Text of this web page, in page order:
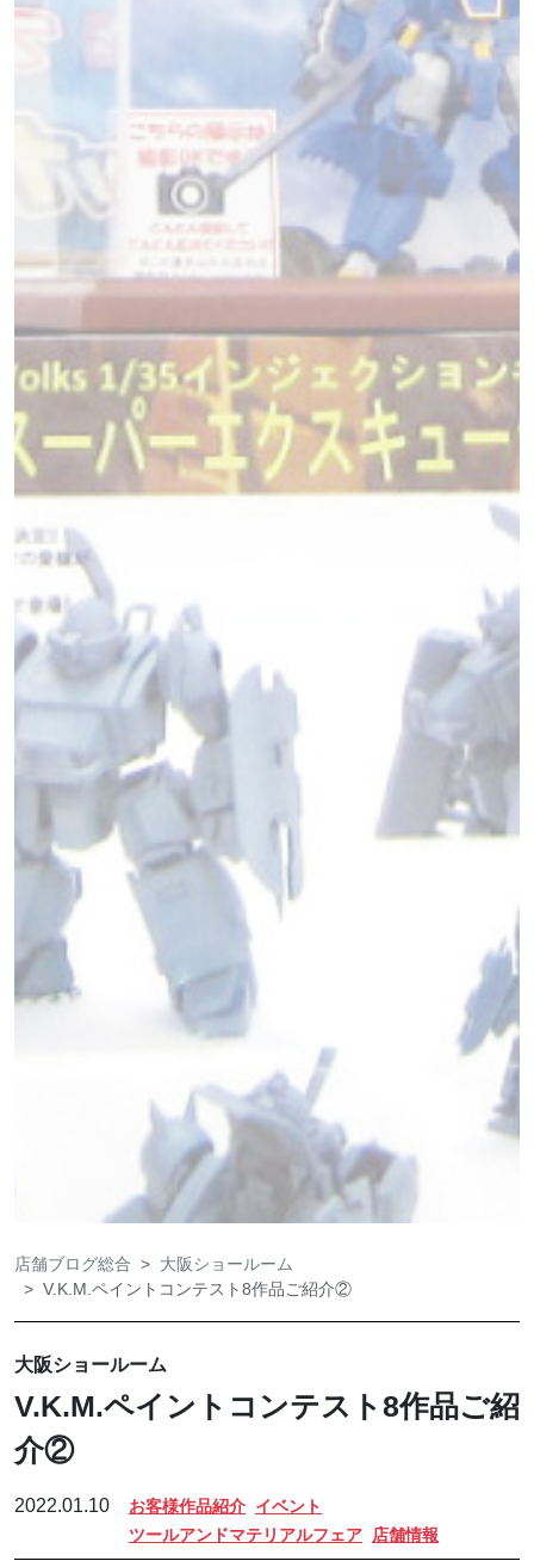
店舗ブログ総合
大阪ショールーム
V.K.M.ペイントコンテスト8作品ご紹介②
大阪ショールーム
V.K.M.ペイントコンテスト8作品ご紹
介②
2022.01.10 お客様作品紹介 イベント
ツールアンドマテリアルフェア
店舗情報